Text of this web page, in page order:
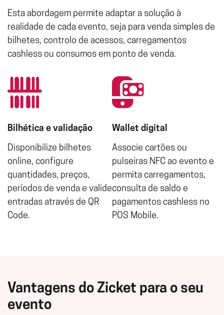
Esta abordagem permite adaptar a solução à
realidade de cada evento, seja para venda simples de
bilhetes, controlo de acessos, carregamentos
cashless ou consumos em ponto de venda.
Bilhética e validação
Disponibilize bilhetes
online, configure
quantidades, preços,
períodos de venda e valide
entradas através de QR
Code.
Wallet digital
Associe cartões ou
pulseiras NFC ao evento e
permita carregamentos,
consulta de saldo e
pagamentos cashless no
POS Mobile.
Vantagens do Zicket para o seu
evento